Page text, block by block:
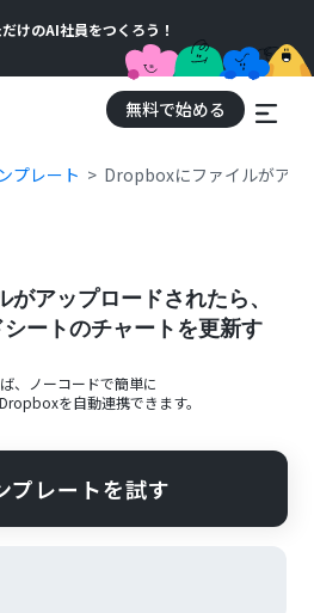
けのAI社員をつくろう！
無料で始める
プレート Dropboxにファイルがアッ
アップロードされたら、
ートのチャートを更新す
、ノーコードで簡単に
Dropboxを自動連携できます。
プレートを試す